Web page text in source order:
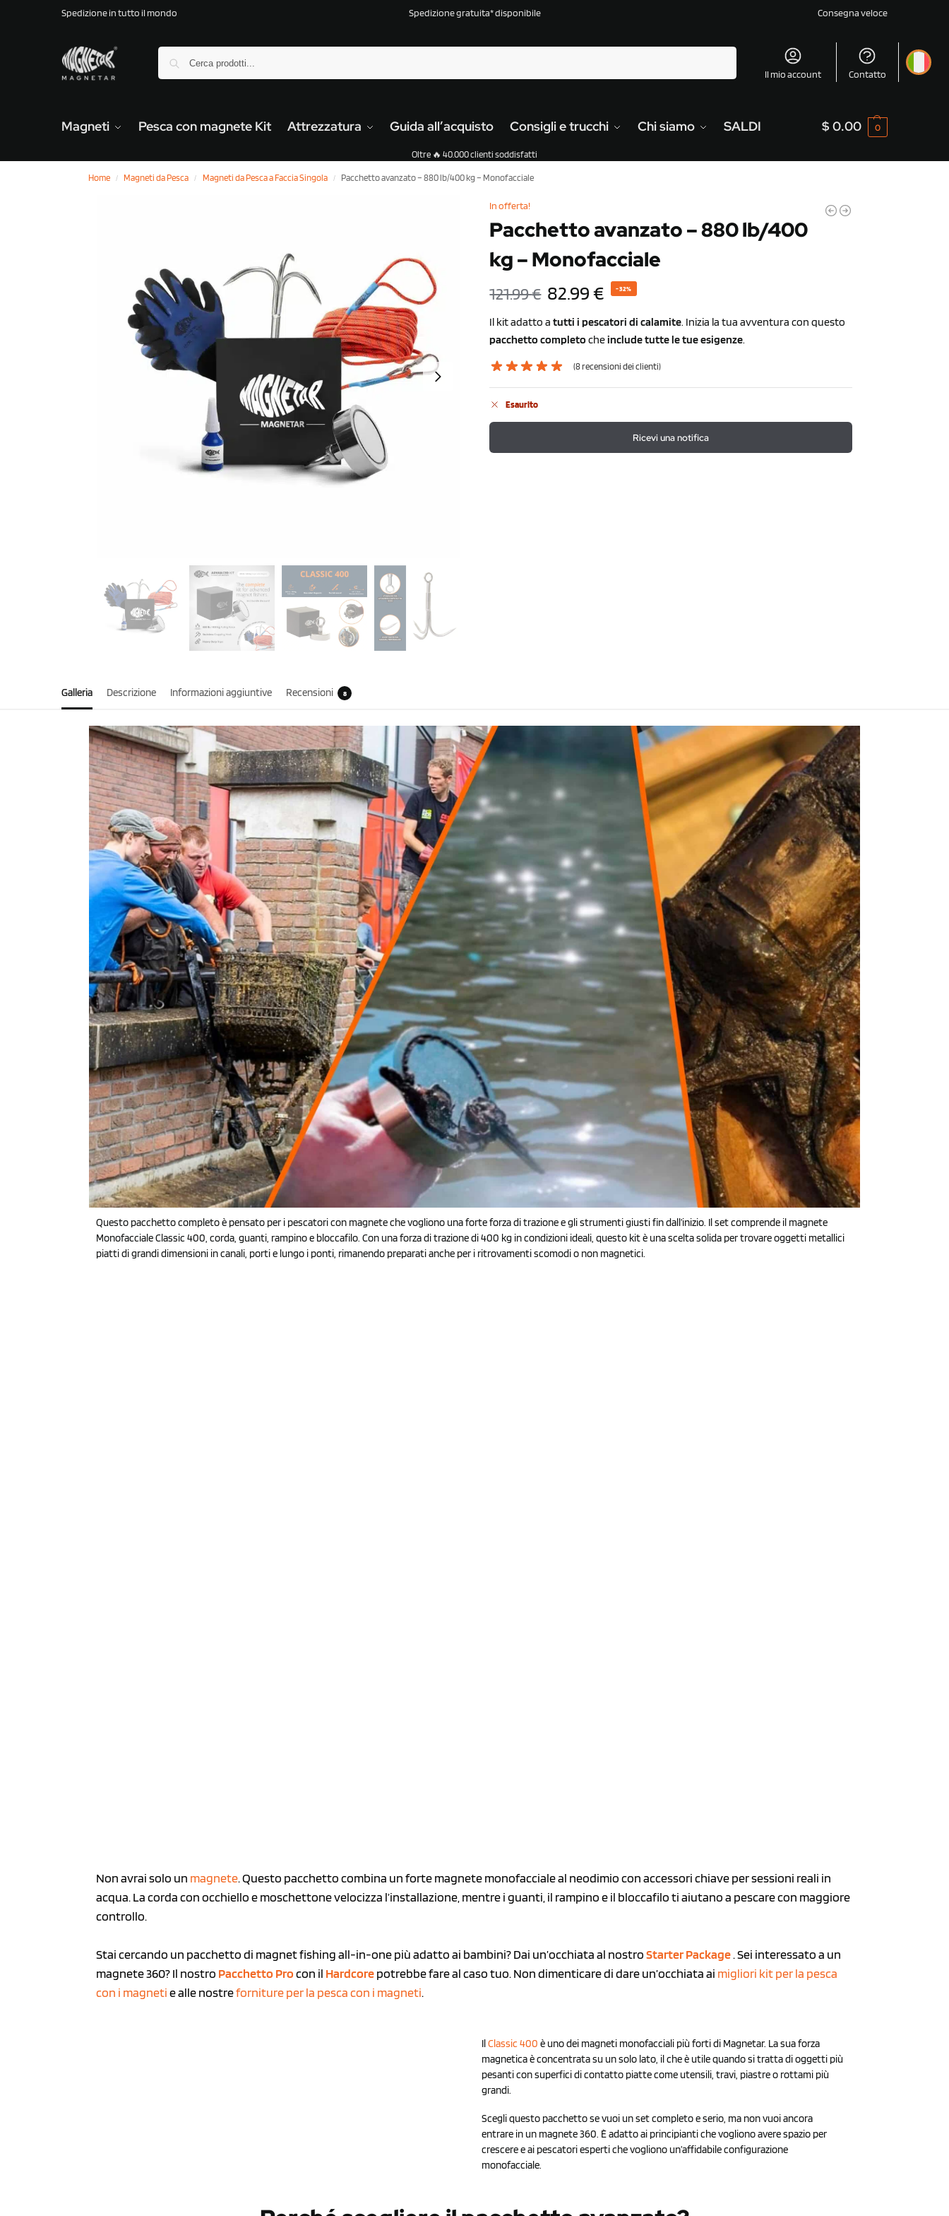
Spedizione in tutto il mondo Spedizione gratuita* disponibile Consegna veloce
Il mio account Contatto
Magneti Pesca con magnete Kit Attrezzatura Guida all’acquisto Consigli e trucchi Chi siamo SALDI $ 0.00 0
Oltre 🔥 40.000 clienti soddisfatti
Home / Magneti da Pesca / Magneti da Pesca a Faccia Singola / Pacchetto avanzato – 880 lb/400 kg – Monofacciale
In offerta!
Pacchetto avanzato – 880 lb/400
kg – Monofacciale
121.99€ 82.99€ -32%
Il kit adatto atutti i pescatori di calamite. Inizia la tua avventura con questo
pacchetto completo cheinclude tutte le tue esigenze.
(8recensioni dei clienti)
Esaurito
Ricevi una notifica
Galleria Descrizione Informazioni aggiuntive Recensioni 8
Questo pacchetto completo è pensato per i pescatori con magnete che vogliono una forte forza di trazione e gli strumenti giusti fin dall’inizio. Il set comprende il magnete
Monofacciale Classic 400, corda, guanti, rampino e bloccafilo. Con una forza di trazione di 400 kg in condizioni ideali, questo kit è una scelta solida per trovare oggetti metallici
piatti di grandi dimensioni in canali, porti e lungo i ponti, rimanendo preparati anche per i ritrovamenti scomodi o non magnetici.
Non avrai solo un magnete. Questo pacchetto combina un forte magnete monofacciale al neodimio con accessori chiave per sessioni reali in
acqua. La corda con occhiello e moschettone velocizza l’installazione, mentre i guanti, il rampino e il bloccafilo ti aiutano a pescare con maggiore
controllo.
Stai cercando un pacchetto di magnet fishing all-in-one più adatto ai bambini? Dai un’occhiata al nostroStarterPackage. Sei interessato a un
magnete 360? Il nostro Pacchetto Procon il Hardcorepotrebbe fare al caso tuo. Non dimenticare di dare un’occhiata ai migliori kit per la pesca
con i magnetie alle nostreforniture per la pesca con i magneti.
IlClassic 400 è uno dei magneti monofacciali più forti di Magnetar. La sua forza
magnetica è concentrata su un solo lato, il che è utile quando si tratta di oggetti più
pesanti con superfici di contatto piatte come utensili, travi, piastre o rottami più
grandi.
Scegli questo pacchetto se vuoi un set completo e serio, ma non vuoi ancora
entrare in un magnete 360. È adatto ai principianti che vogliono avere spazio per
crescere e ai pescatori esperti che vogliono un’affidabile configurazione
monofacciale.